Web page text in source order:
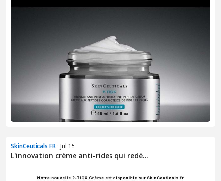
SkinCeuticals FR · Jul 15
L'innovation crème anti-rides qui redé...